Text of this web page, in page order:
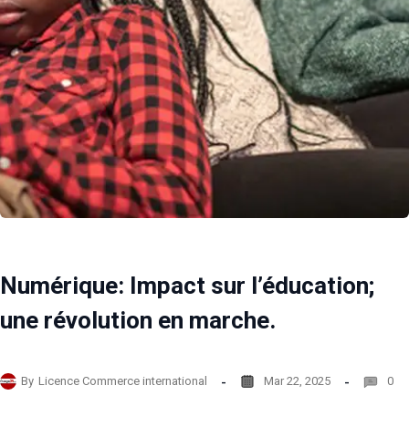
Numérique: Impact sur l’éducation;
une révolution en marche.
By Licence Commerce international Mar 22, 2025 0